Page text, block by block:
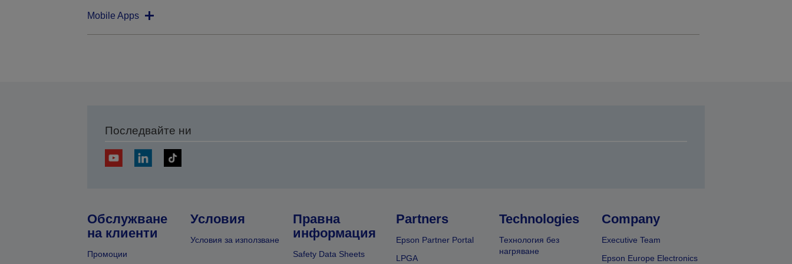
Mobile Apps
Последвайте ни
Обслужване
на клиенти
Промоции
Условия
Условия за използване
Правна
информация
Safety Data Sheets
Partners
Epson Partner Portal
LPGA
Technologies
Технология без
нагряване
Company
Executive Team
Epson Europe Electronics